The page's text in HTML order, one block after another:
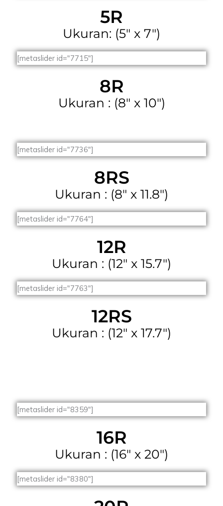
5R
Ukuran: (5" x 7")
[metaslider id="7715"]
8R
Ukuran : (8" x 10")
[metaslider id="7736"]
8RS
Ukuran : (8" x 11.8")
[metaslider id="7764"]
12R
Ukuran : (12" x 15.7")
[metaslider id="7763"]
12RS
Ukuran : (12" x 17.7")
[metaslider id="8359"]
16R
Ukuran : (16" x 20")
[metaslider id="8380"]